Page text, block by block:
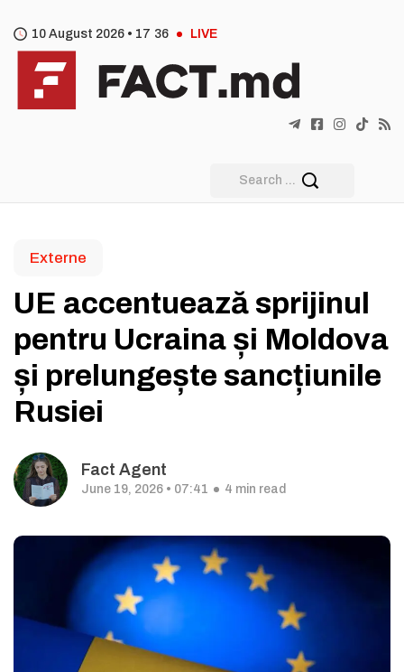
10 August 2026 • 17 36 LIVE
Externe
UE accentuează sprijinul
pentru Ucraina și Moldova
și prelungește sancțiunile
Rusiei
Fact Agent
June 19, 2026 • 07:41 4 min read